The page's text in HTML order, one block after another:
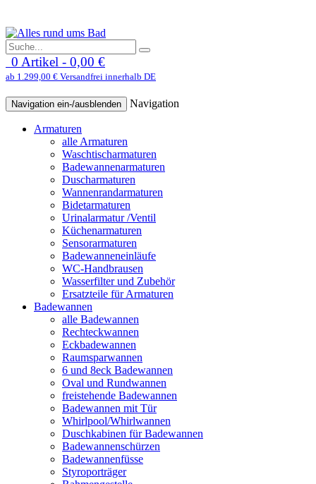
0 Artikel - 0,00 €
ab 1.299,00 € Versandfrei innerhalb DE
Navigation ein-/ausblenden Navigation
Armaturen
alle Armaturen
Waschtischarmaturen
Badewannenarmaturen
Duscharmaturen
Wannenrandarmaturen
Bidetarmaturen
Urinalarmatur /Ventil
Küchenarmaturen
Sensorarmaturen
Badewanneneinläufe
WC-Handbrausen
Wasserfilter und Zubehör
Ersatzteile für Armaturen
Badewannen
alle Badewannen
Rechteckwannen
Eckbadewannen
Raumsparwannen
6 und 8eck Badewannen
Oval und Rundwannen
freistehende Badewannen
Badewannen mit Tür
Whirlpool/Whirlwannen
Duschkabinen für Badewannen
Badewannenschürzen
Badewannenfüsse
Styroporträger